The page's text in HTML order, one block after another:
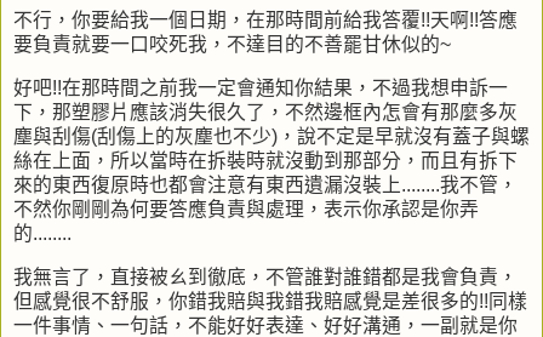
不行，你要給我一個日期，在那時間前給我答覆!!天啊!!答應
要負責就要一口咬死我，不達目的不善罷甘休似的~
好吧!!在那時間之前我一定會通知你結果，不過我想申訴一
下，那塑膠片應該消失很久了，不然邊框內怎會有那麼多灰
塵與刮傷(刮傷上的灰塵也不少)，說不定是早就沒有蓋子與螺
絲在上面，所以當時在拆裝時就沒動到那部分，而且有拆下
來的東西復原時也都會注意有東西遺漏沒裝上........我不管，
不然你剛剛為何要答應負責與處理，表示你承認是你弄
的........
我無言了，直接被ㄠ到徹底，不管誰對誰錯都是我會負責，
但感覺很不舒服，你錯我賠與我錯我賠感覺是差很多的!!同樣
一件事情、一句話，不能好好表達、好好溝通，一副就是你